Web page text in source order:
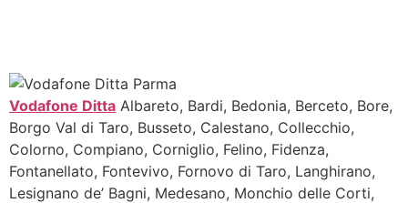
Vodafone Ditta Albareto, Bardi, Bedonia, Berceto, Bore,
Borgo Val di Taro, Busseto, Calestano, Collecchio,
Colorno, Compiano, Corniglio, Felino, Fidenza,
Fontanellato, Fontevivo, Fornovo di Taro, Langhirano,
Lesignano de’ Bagni, Medesano, Monchio delle Corti,